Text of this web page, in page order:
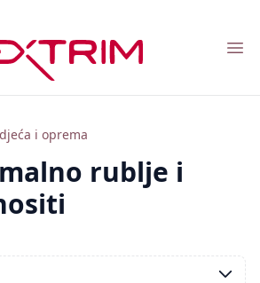
i oprema
rublje i